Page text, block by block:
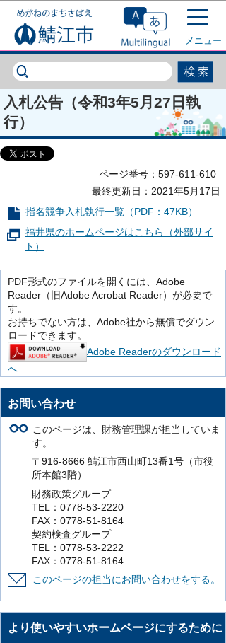
このページの本文へ移動
メニュー
入札公告（令和3年5月27日執
行）
ページ番号：597-611-610
最終更新日：2021年5月17日
指名競争入札執行一覧（PDF：47KB）
福井県のホームページはこちら（外部サイ
ト）
PDF形式のファイルを開くには、Adobe
Reader（旧Adobe Acrobat Reader）が必要で
す。
お持ちでない方は、Adobe社から無償でダウン
ロードできます。
Adobe Readerのダウンロード
へ
お問い合わせ
このページは、財務管理課が担当していま
す。
〒916-8666 鯖江市西山町13番1号（市役
所本館3階）
財務政策グループ
TEL：0778-53-2220
FAX：0778-51-8164
契約検査グループ
TEL：0778-53-2222
FAX：0778-51-8164
このページの担当にお問い合わせをする。
より使いやすいホームページにするために